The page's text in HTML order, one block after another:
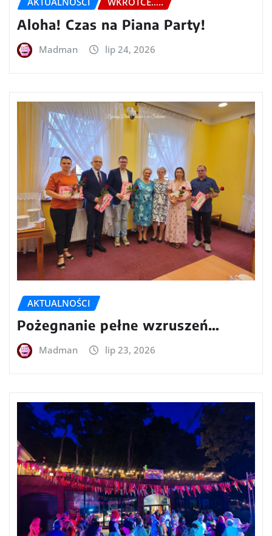
Aloha! Czas na Piana Party!
Madman lip 24, 2026
AKTUALNOŚCI
Pożegnanie pełne wzruszeń…
Madman lip 23, 2026